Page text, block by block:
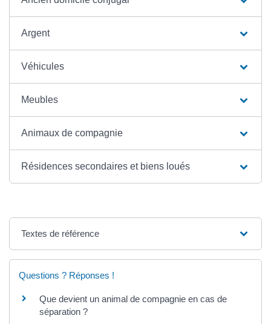
Argent
Véhicules
Meubles
Animaux de compagnie
Résidences secondaires et biens loués
Textes de référence
Questions ? Réponses !
Que devient un animal de compagnie en cas de
séparation ?